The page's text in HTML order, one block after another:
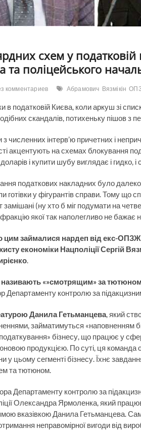
схем у
поліцейського
комментариев Абрамович Вязмікін
податковій Києва, коли аркуш зі
скандалів, потихеньку пішов
численних інтерв’ю причетних і
акцентують на схемах блокування
і купити шубу виглядає і гидко,
податкових накладних було
готівки у фігурантів справи. Тому
(ну хто б міг подумати на
якої так наполегливо не бажає
цим займалися нардеп від екс-
економіки Нацполіції Сергій
.
називають «»смотрящим» за
Департаменту контролю за
Данила Гетьманцева, який
займатимуться «наповненням
бізнесу, що працює у
продукцією. По суті, ця
у цьому сегменті бізнесу. Їхнє
та тютюном.
Департаменту контролю за
Олександра Ярмоленка, який
вказівкою Данила Гетьманцева.
неправомірної вигоди від